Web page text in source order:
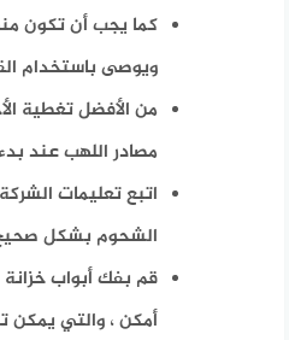
كما يجب أن تكون
ويوصى باستخدام
من الأفضل تغطية
مصادر اللهب عند
اتبع تعليمات
الشحوم بشكل
قم بفك أبواب خزانة
أمكن ، والتي